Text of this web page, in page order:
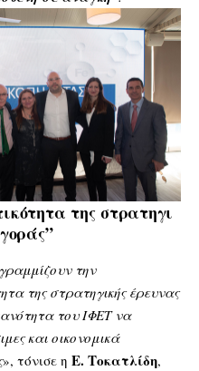
της στρατηγι
την
της στρατηγικής έρευνας
του ΙΦΕΤ να
και οικονομικά
», τόνισε η Ε. Τοκατλίδη,